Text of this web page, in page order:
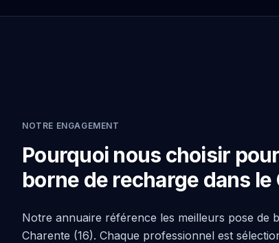
NOTRE ENGAGEMENT
Pourquoi nous choisir
borne de recharge dans le
Notre annuaire référence les meilleurs pose de
Charente (16). Chaque professionnel est